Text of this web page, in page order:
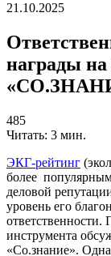
21.10.2025
награды
485
Читать: 3 мин.
ЭКГ-рейтинг
более
деловой
уровень его
ответственности.
инструмента
«Со.знание».